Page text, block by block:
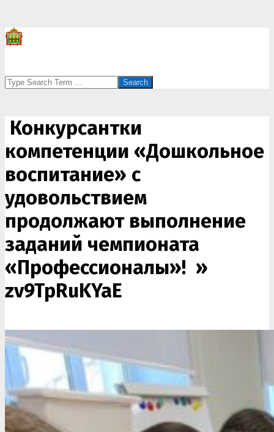
Search
️ Конкурсантки
компетенции «Дошкольное
воспитание» с
удовольствием
продолжают выполнение
заданий чемпионата
«Профессионалы»! »
zv9TpRuKYaE